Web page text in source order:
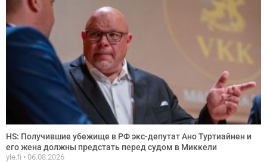
HS: Получившие убежище в РФ экс-депутат Ано Туртиайнен и
его жена должны предстать перед судом в Миккели
yle.fi 06.08.2026